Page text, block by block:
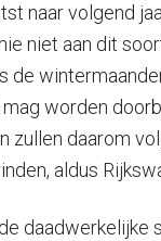
naar volgend
niet aan dit
de
worden
zullen daarom
aldus
daadwerkelijke